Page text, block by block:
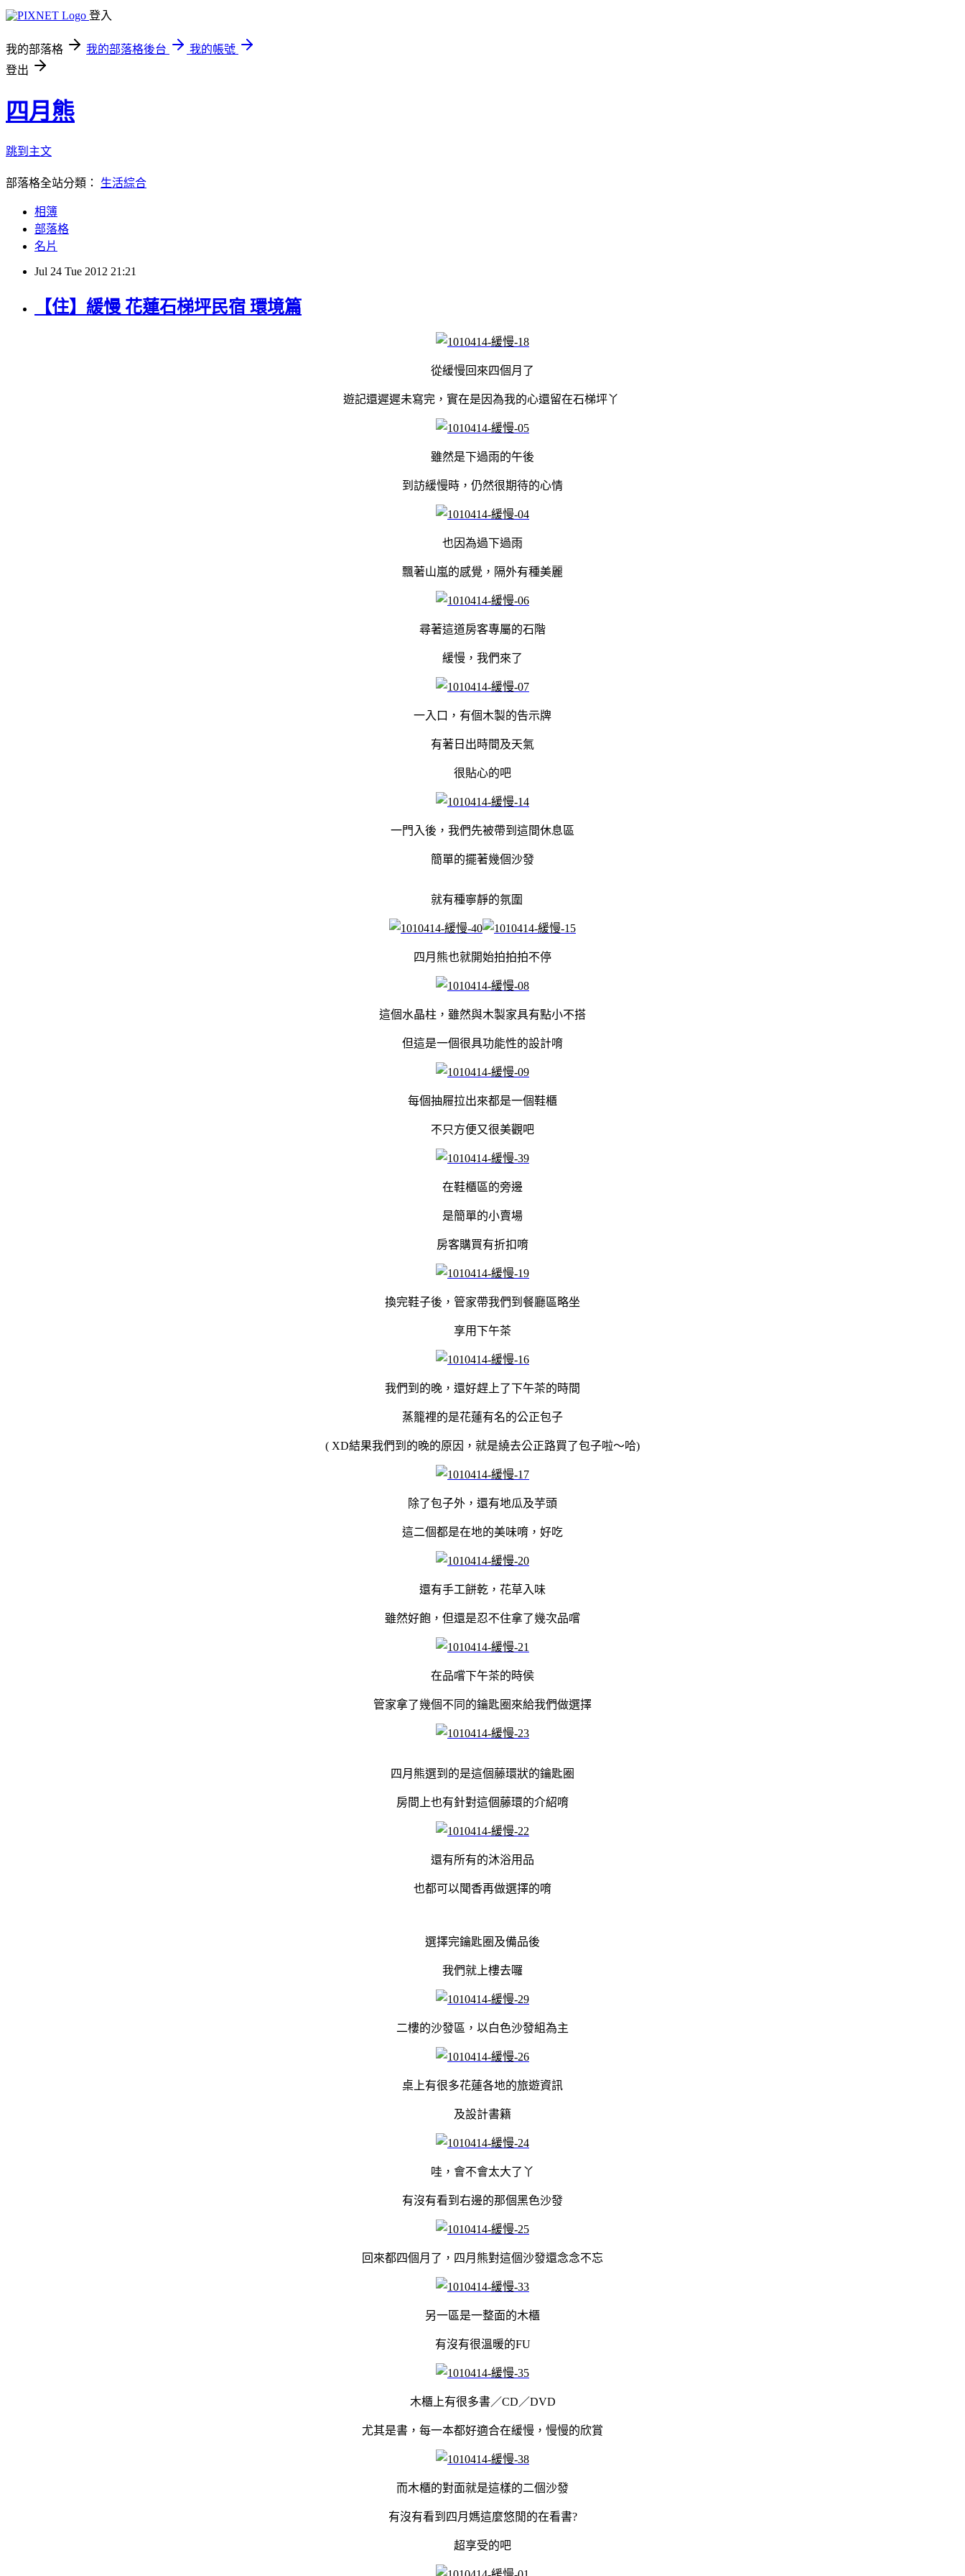
登入
我的部落格 我的部落格後台
我的帳號
登出
四月熊
跳到主文
部落格全站分類： 生活綜合
相簿
部落格
名片
Jul 24 Tue 2012 21:21
【住】緩慢 花蓮石梯坪民宿 環境篇
從緩慢回來四個月了
遊記還遲遲未寫完，實在是因為我的心還留在石梯坪丫
雖然是下過雨的午後
到訪緩慢時，仍然很期待的心情
也因為過下過雨
飄著山嵐的感覺，隔外有種美麗
尋著這道房客專屬的石階
緩慢，我們來了
一入口，有個木製的告示牌
有著日出時間及天氣
很貼心的吧
一門入後，我們先被帶到這間休息區
簡單的擺著幾個沙發
就有種寧靜的氛圍
四月熊也就開始拍拍拍不停
這個水晶柱，雖然與木製家具有點小不搭
但這是一個很具功能性的設計唷
每個抽屜拉出來都是一個鞋櫃
不只方便又很美觀吧
在鞋櫃區的旁邊
是簡單的小賣場
房客購買有折扣唷
換完鞋子後，管家帶我們到餐廳區略坐
享用下午茶
我們到的晚，還好趕上了下午茶的時間
蒸籠裡的是花蓮有名的公正包子
( XD結果我們到的晚的原因，就是繞去公正路買了包子啦～哈)
除了包子外，還有地瓜及芋頭
這二個都是在地的美味唷，好吃
還有手工餅乾，花草入味
雖然好飽，但還是忍不住拿了幾次品嚐
在品嚐下午茶的時侯
管家拿了幾個不同的鑰匙圈來給我們做選擇
四月熊選到的是這個藤環狀的鑰匙圈
房間上也有針對這個藤環的介紹唷
還有所有的沐浴用品
也都可以聞香再做選擇的唷
選擇完鑰匙圈及備品後
我們就上樓去囉
二樓的沙發區，以白色沙發組為主
桌上有很多花蓮各地的旅遊資訊
及設計書籍
哇，會不會太大了丫
有沒有看到右邊的那個黑色沙發
回來都四個月了，四月熊對這個沙發還念念不忘
另一區是一整面的木櫃
有沒有很溫暖的FU
木櫃上有很多書／CD／DVD
尤其是書，每一本都好適合在緩慢，慢慢的欣賞
而木櫃的對面就是這樣的二個沙發
有沒有看到四月媽這麼悠閒的在看書?
超享受的吧